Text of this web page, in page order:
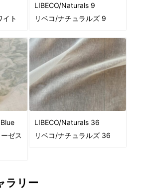
イト
LIBECO/Naturals 9
リベコ/ナチュラルズ 9
ゼス
LIBECO/Naturals 36
リベコ/ナチュラルズ 36
ラリー